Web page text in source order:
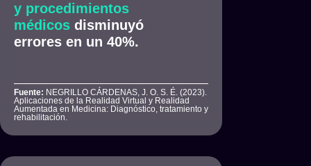
y procedimientos
médicos disminuyó
errores en un 40%.
Fuente: NEGRILLO CÁRDENAS, J. O. S. É. (2023).
Aplicaciones de la Realidad Virtual y Realidad
Aumentada en Medicina: Diagnóstico, tratamiento y
rehabilitación.